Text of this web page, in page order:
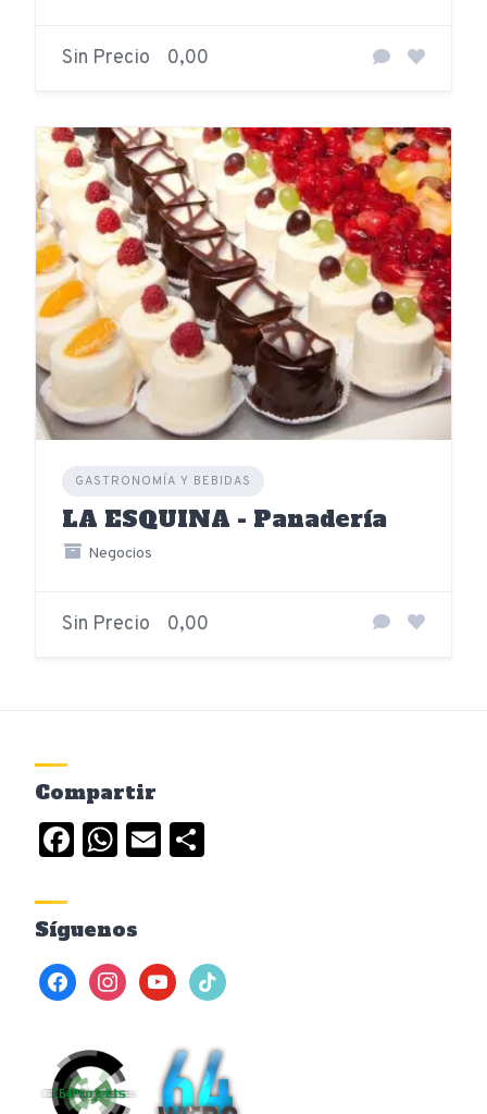
Sin Precio 0,00
GASTRONOMÍA Y BEBIDAS
LA ESQUINA - Panadería
Negocios
Sin Precio 0,00
Compartir
Facebook
WhatsApp
Email
Síguenos
facebookinstagramyoutubetiktok